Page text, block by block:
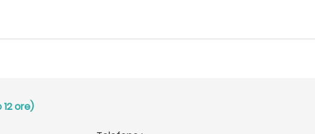
ore)